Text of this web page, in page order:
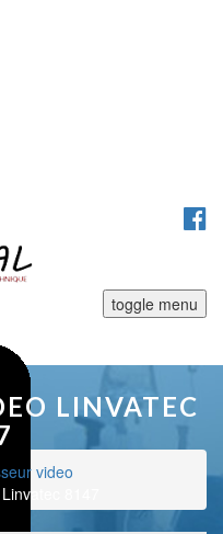
toggle menu
LINVATEC
video
8147